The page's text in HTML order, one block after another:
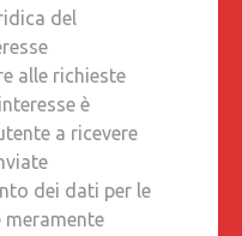
del
alle richieste
è
a ricevere
dei dati per le
meramente